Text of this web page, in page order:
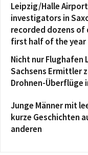
Leipzig/Halle
investigators in
recorded dozens
first half of the year
Nicht nur Flughafen
Sachsens Ermittler
Drohnen-Überflüge
Junge Männer mit
kurze Geschichten
anderen